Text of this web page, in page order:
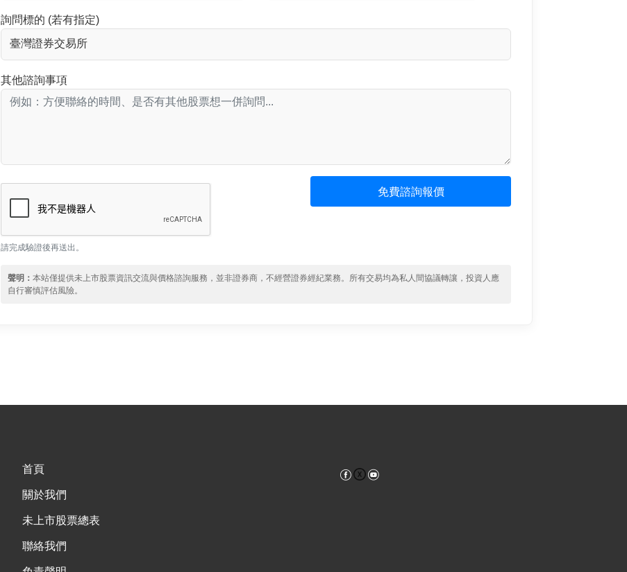
詢問標的 (若有指定)
其他諮詢事項
請完成驗證後再送出。
免費諮詢報價
聲明：本站僅提供未上市股票資訊交流與價格諮詢服務，並非證券商，不經營證券經紀業務。所有交易均為私人間協議轉讓，投資人應
自行審慎評估風險。
首頁
關於我們
未上市股票總表
聯絡我們
Facebook